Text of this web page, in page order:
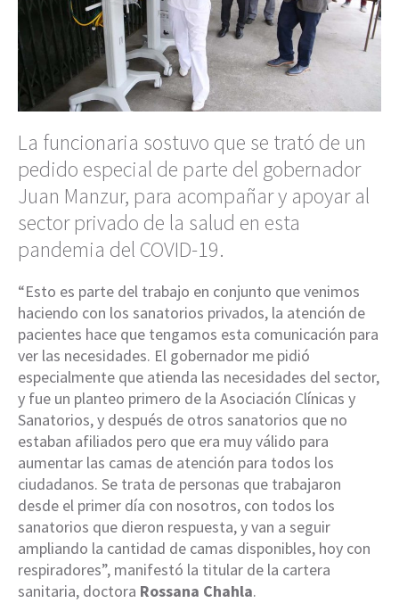
La funcionaria sostuvo que se trató de un
pedido especial de parte del gobernador
Juan Manzur, para acompañar y apoyar al
sector privado de la salud en esta
pandemia del COVID-19.
“Esto es parte del trabajo en conjunto que venimos
haciendo con los sanatorios privados, la atención de
pacientes hace que tengamos esta comunicación para
ver las necesidades. El gobernador me pidió
especialmente que atienda las necesidades del sector,
y fue un planteo primero de la Asociación Clínicas y
Sanatorios, y después de otros sanatorios que no
estaban afiliados pero que era muy válido para
aumentar las camas de atención para todos los
ciudadanos. Se trata de personas que trabajaron
desde el primer día con nosotros, con todos los
sanatorios que dieron respuesta, y van a seguir
ampliando la cantidad de camas disponibles, hoy con
respiradores”, manifestó la titular de la cartera
sanitaria, doctora Rossana Chahla.